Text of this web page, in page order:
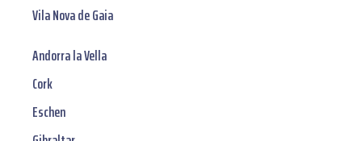
Vila Nova de Gaia
Andorra la Vella
Cork
Eschen